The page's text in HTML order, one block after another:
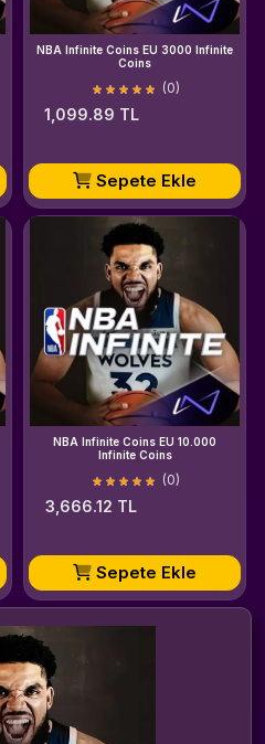
NBA Infinite Coins EU 3000 Infinite
Coins
(0)
1,099.89 TL
Sepete Ekle
NBA Infinite Coins EU 10.000
Infinite Coins
(0)
3,666.12 TL
Sepete Ekle